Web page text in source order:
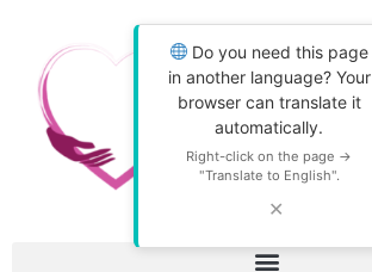
Do you need this page
in another language? Your
browser can translate it
automatically.
Right-click on the page →
"Translate to English".
✕